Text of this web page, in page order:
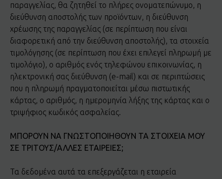
παραγγελίας, θα ζητηθεί το πλήρες ονοματεπώνυμο, η
διεύθυνση αποστολής των προϊόντων, η διεύθυνση
χρέωσης της παραγγελίας (σε περίπτωση που είναι
διαφορετική από την διεύθυνση αποστολής), τα στοιχεία
τιμολόγησης (σε περίπτωση που έχει επιλεγεί πληρωμή με
τιμολόγιο), ο αριθμός ενός τηλεφώνου επικοινωνίας, η
ηλεκτρονική σας διεύθυνση (e-mail) και σε περιπτώσεις
που η πληρωμή πραγματοποιείται μέσω πιστωτικής
κάρτας, ο αριθμός, η ημερομηνία λήξης της κάρτας και ο
τριψήφιος κωδικός ασφαλείας.
ΜΠΟΡΟΥΝ ΝΑ ΓΝΩΣΤΟΠΟΙΗΘΟΥΝ ΤΑ ΣΤΟΙΧΕΙΑ ΜΟΥ
ΣΕ ΤΡΙΤΟΥΣ/ΑΛΛΕΣ ΕΤΑΙΡΕΙΕΣ;
Τα δεδομένα αυτά τα επεξεργάζεται η εταιρεία